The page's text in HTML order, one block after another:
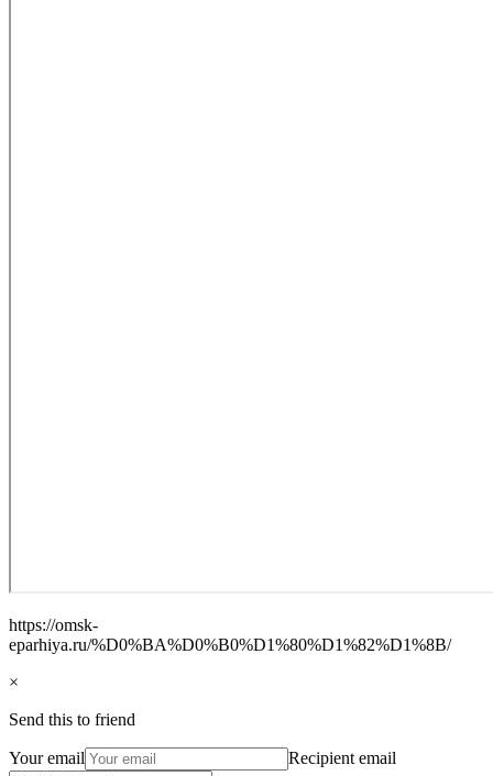
https://omsk-
eparhiya.ru/%D0%BA%D0%B0%D1%80%D1%82%D1%8B/
×
Send this to friend
Your email Recipient email